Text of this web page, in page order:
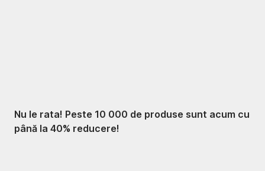
Nu le rata! Peste 10 000 de produse sunt acum cu
până la 40% reducere!